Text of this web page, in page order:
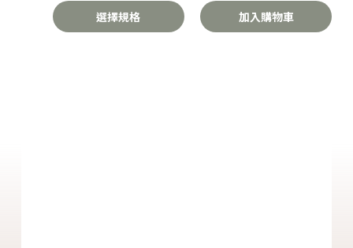
選擇規格 加入購物車